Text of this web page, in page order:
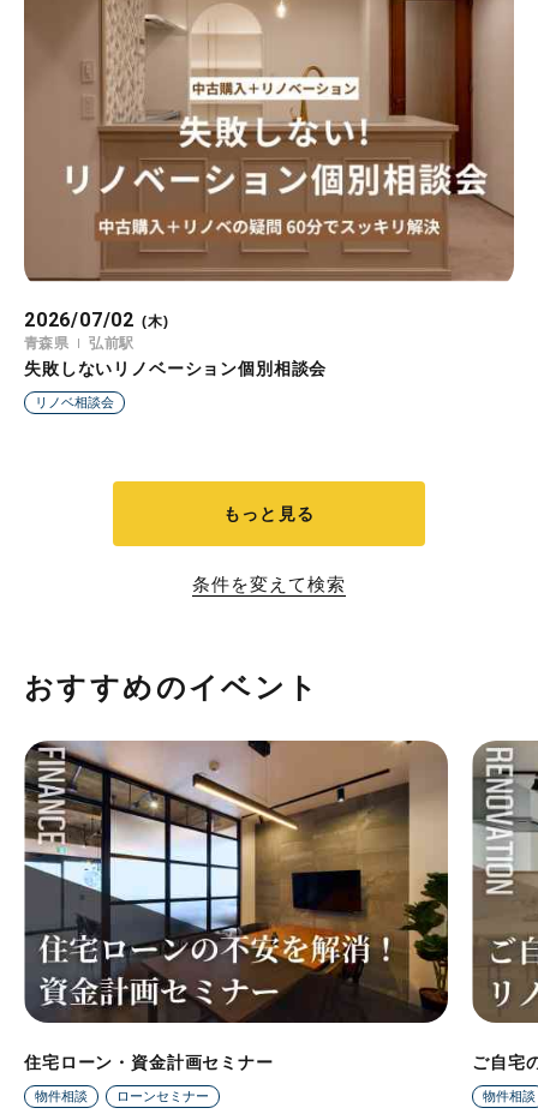
2026/07/02 (木)
青森県
弘前駅
失敗しないリノベーション個別相談会
リノベ相談会
もっと見る
条件を変えて検索
おすすめのイベント
住宅ローン・資金計画セミナー
物件相談 ローンセミナー
ご自宅
物件相談